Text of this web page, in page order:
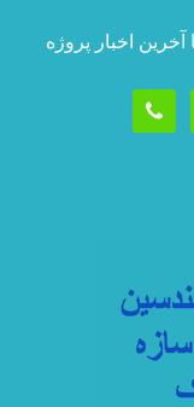
اخبار پروژه